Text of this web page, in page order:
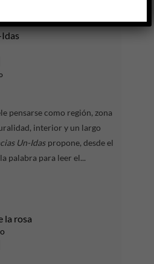
pensarse como región, zona
interior y un largo
Un-Idas propone, desde el
palabra para leer el...
la rosa